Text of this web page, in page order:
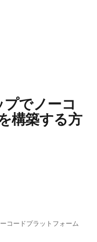
でノーコ
構築する方
コードプラットフォーム